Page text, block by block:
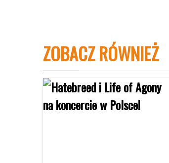
ZOBACZ RÓWNIEŻ